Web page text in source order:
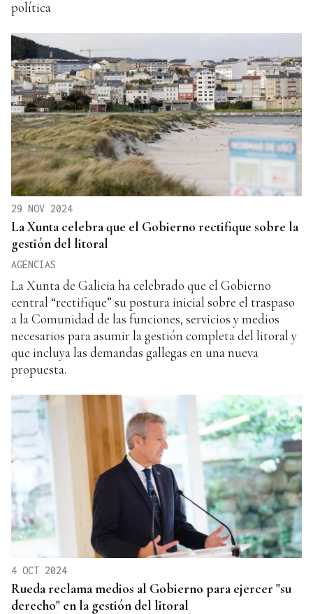
política
29 NOV 2024
La Xunta celebra que el Gobierno rectifique sobre la
gestión del litoral
AGENCIAS
La Xunta de Galicia ha celebrado que el Gobierno
central “rectifique” su postura inicial sobre el traspaso
a la Comunidad de las funciones, servicios y medios
necesarios para asumir la gestión completa del litoral y
que incluya las demandas gallegas en una nueva
propuesta.
4 OCT 2024
Rueda reclama medios al Gobierno para ejercer "su
derecho" en la gestión del litoral